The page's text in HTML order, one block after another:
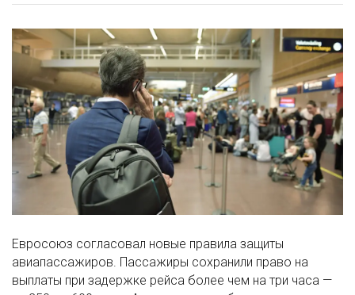
Евросоюз согласовал новые правила защиты
авиапассажиров. Пассажиры сохранили право на
выплаты при задержке рейса более чем на три часа —